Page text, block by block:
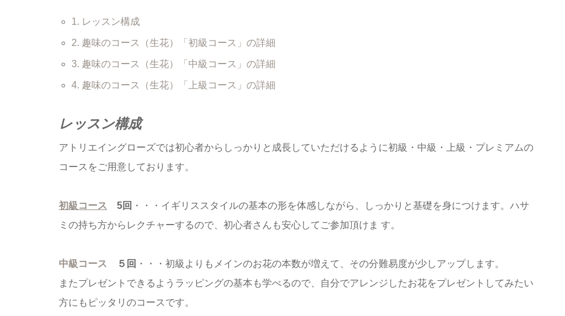
1. レッスン構成
2. 趣味のコース（生花）「初級コース」の詳細
3. 趣味のコース（生花）「中級コース」の詳細
4. 趣味のコース（生花）「上級コース」の詳細
レッスン構成
アトリエイングローズでは初心者からしっかりと成長していただけるように初級・中級・上級・プレミアムの
コースをご用意しております。
初級コース 5回 ・・・イギリススタイルの基本の形を体感しながら、しっかりと基礎を身につけます。ハサ
ミの持ち方からレクチャーするので、初心者さんも安心してご参加頂けま す。
中級コース ５回 ・・・初級よりもメインのお花の本数が増えて、その分難易度が少しアップします。
またプレゼントできるようラッピングの基本も学べるので、自分でアレンジしたお花をプレゼントしてみたい
方にもピッタリのコースです。